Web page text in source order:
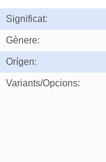
Significat:
Gènere:
Orígen:
Variants/Opcions: